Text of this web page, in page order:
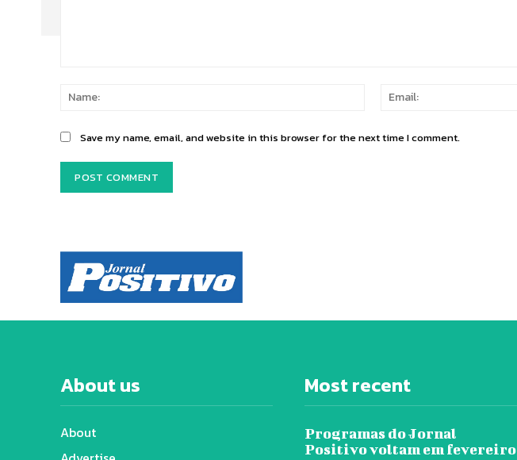
Name:
Save my name, email, and website in this browser for the next time I comment.
About us
About
Most recent
Programas do Jornal
Positivo voltam em fevereiro